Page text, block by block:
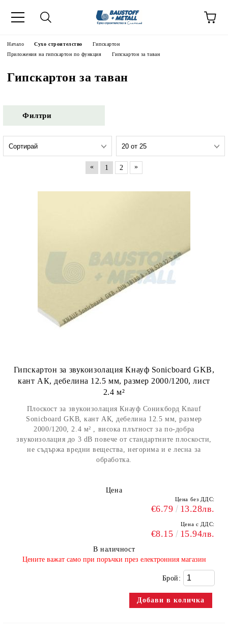
Начало Сухо строителство
Гипскартон
Приложения на гипскартон по функция
Гипскартон за таван
Гипскартон за таван
Филтри
« 1 2 »
Гипскартон за звукоизолация Кнауф Sonicboard GKB,
кант АК, дебелина 12.5 мм, размер 2000/1200, лист
2.4 м²
Плоскост за звукоизолация Кнауф Соникборд Knauf
Sonicboard GKB, кант АК, дебелина 12.5 мм, размер
2000/1200, 2.4 м² , висока плътност за по-добрa
звукоизолация до 3 dB повече от стандартните плоскости,
не съдържа вредни вещества, негорима и е лесна за
обработка.
Цена
Цена без ДДС:
€6.79 13.28лв.
Цена с ДДС:
€8.15 15.94лв.
В наличност
​Цените важат само при поръчки през електронния магазин
Брой: